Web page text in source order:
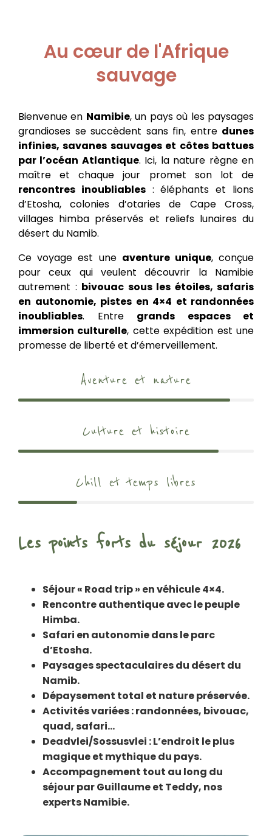
Au cœur de l'Afrique
sauvage
Bienvenue en Namibie, un pays où les paysages
grandioses se succèdent sans fin, entre dunes
infinies, savanes sauvages et côtes battues
par l’océan Atlantique. Ici, la nature règne en
maître et chaque jour promet son lot de
rencontres inoubliables: éléphants et lions
d’Etosha, colonies d’otaries de Cape Cross,
villages himba préservés et reliefs lunaires du
désert du Namib.
Ce voyage est une aventure unique, conçue
pour ceux qui veulent découvrir la Namibie
autrement : bivouac sous les étoiles, safaris
en autonomie, pistes en 4×4 et randonnées
inoubliables. Entre grands espaces et
immersion culturelle, cette expédition est une
promesse de liberté et d’émerveillement.
Aventure et nature
Culture et histoire
Chill et temps libres
Les points forts du séjour 2026
Séjour « Road trip » en véhicule 4×4.
Rencontre authentique avec le peuple
Himba.
Safari en autonomie dans le parc
d’Etosha.
Paysages spectaculaires du désert du
Namib.
Dépaysement total et nature préservée.
Activités variées : randonnées, bivouac,
quad, safari…
Deadvlei/Sossusvlei :L’endroit le plus
magique et mythique du pays.
Accompagnement tout au long du
séjour par Guillaume et Teddy, nos
experts Namibie.